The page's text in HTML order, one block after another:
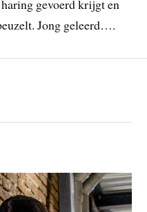
gevoerd krijgt en
Jong geleerd….